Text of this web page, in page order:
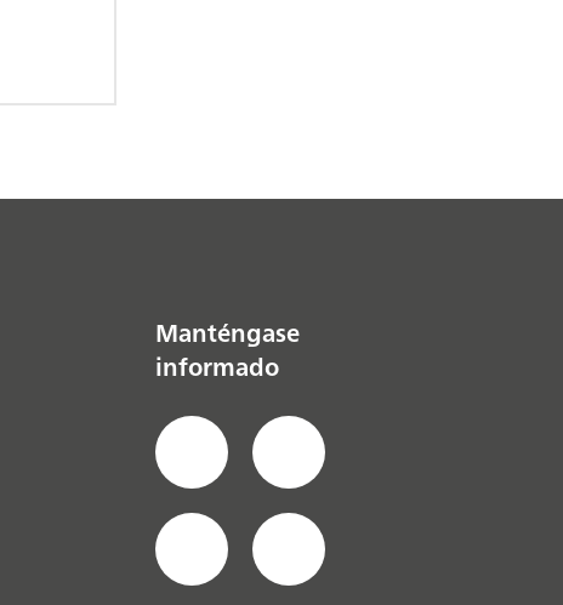
Manténgase
informado